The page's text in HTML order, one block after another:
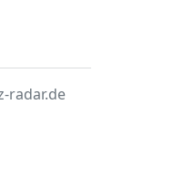
radar.de